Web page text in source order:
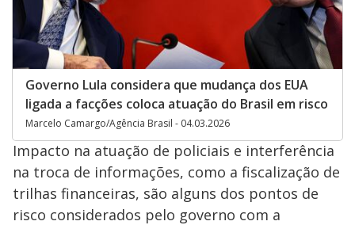
Governo Lula considera que mudança dos EUA
ligada a facções coloca atuação do Brasil em risco
Marcelo Camargo/Agência Brasil - 04.03.2026
Impacto na atuação de policiais e interferência
na troca de informações, como a fiscalização de
trilhas financeiras, são alguns dos pontos de
risco considerados pelo governo com a